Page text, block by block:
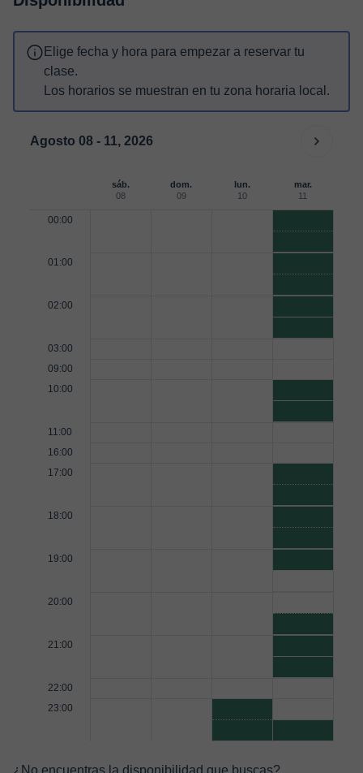
Elige fecha y hora para empezar a reservar tu
clase.
Los horarios se muestran en tu zona horaria local.
Agosto 08 - 11, 2026
sáb.
08
dom.
09
lun.
10
mar.
11
00:00
01:00
02:00
03:00
09:00
10:00
11:00
16:00
17:00
18:00
19:00
20:00
21:00
22:00
23:00
¿No encuentras la disponibilidad que buscas?